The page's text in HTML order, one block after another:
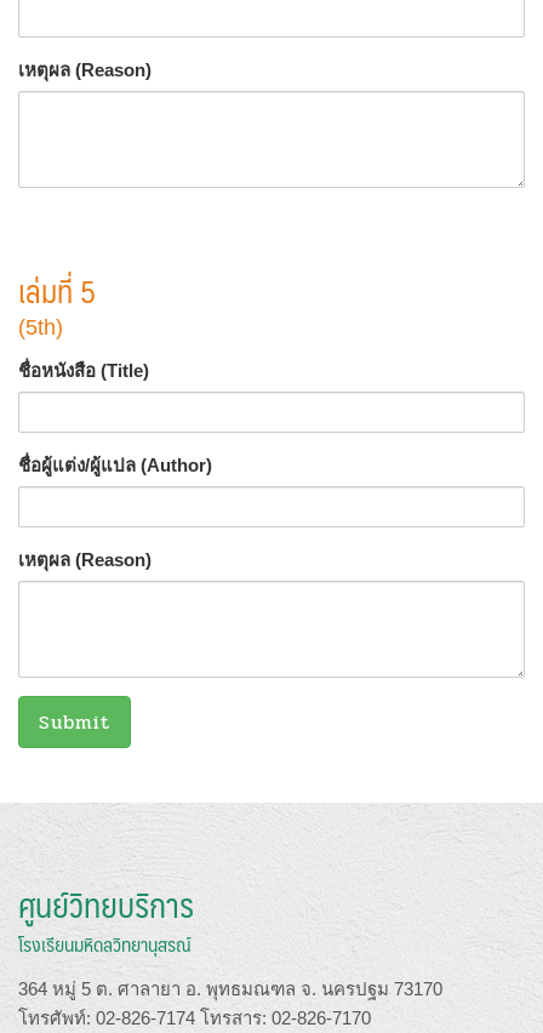
เหตุผล (Reason)
เล่มที่ 5
(5th)
ชื่อหนังสือ (Title)
ชื่อผู้แต่ง/ผู้แปล (Author)
เหตุผล (Reason)
ศูนย์วิทยบริการ
โรงเรียนมหิดลวิทยานุสรณ์
364 หมู่ 5 ต. ศาลายา อ. พุทธมณฑล จ. นครปฐม 73170
โทรศัพท์: 02-826-7174 โทรสาร: 02-826-7170